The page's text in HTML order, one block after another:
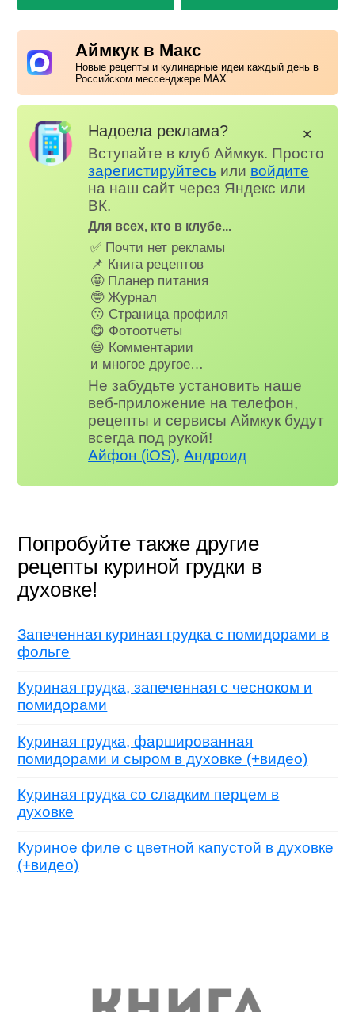
Аймкук в Макс
Новые рецепты и кулинарные идеи каждый день в
Российском мессенджере MAX
Надоела реклама?
Вступайте в клуб Аймкук. Просто
зарегистируйтесь или войдите
на наш сайт через Яндекс или
ВК.
Для всех, кто в клубе...
✅ Почти нет рекламы
📌 Книга рецептов
🤩 Планер питания
🤓 Журнал
😗 Страница профиля
😋 Фотоотчеты
😃 Комментарии
и многое другое…
Не забудьте установить наше
веб-приложение на телефон,
рецепты и сервисы Аймкук будут
всегда под рукой!
Айфон (iOS),Андроид
✕
Попробуйте также другие
рецепты куриной грудки в
духовке!
Запеченная куриная грудка с помидорами в
фольге
Куриная грудка, запеченная с чесноком и
помидорами
Куриная грудка, фаршированная
помидорами и сыром в духовке (+видео)
Куриная грудка со сладким перцем в
духовке
Куриное филе с цветной капустой в духовке
(+видео)